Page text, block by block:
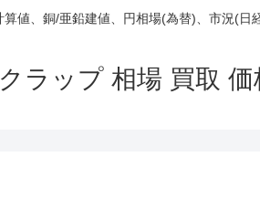
値、銅/亜鉛建値、円相場(為替)、市況(日
ラップ 相場 買取 価